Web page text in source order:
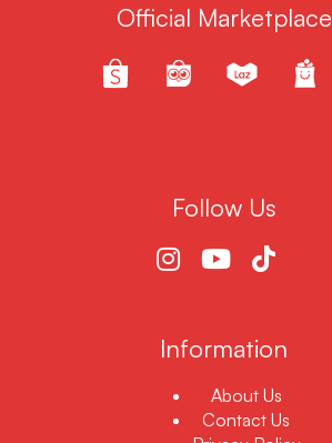
Official Marketplace
Follow Us
Information
About Us
Contact Us